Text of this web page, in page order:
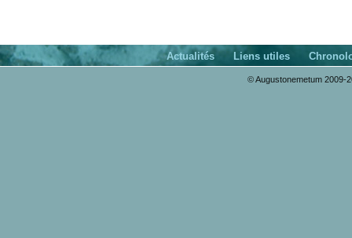
Actualités Liens utiles
© Augustonemetum 2009-